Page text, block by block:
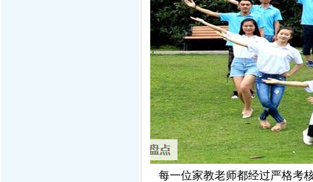
每一位家教老师都经过严格考